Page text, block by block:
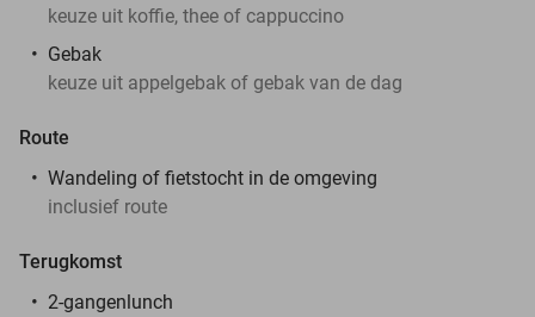
keuze uit koffie, thee of cappuccino
Gebak
keuze uit appelgebak of gebak van de dag
Route
Wandeling of fietstocht in de omgeving
inclusief route
Terugkomst
2-gangenlunch